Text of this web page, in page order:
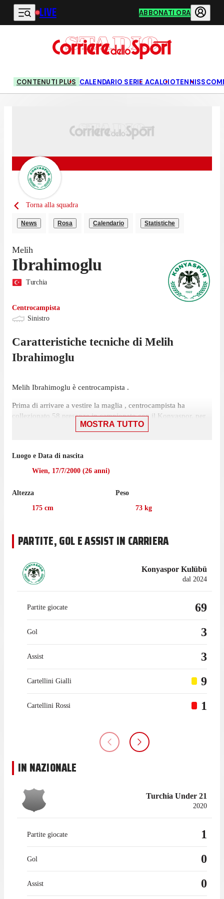
Vai al contenuto principale
LIVE ABBONATI ORA
CONTENUTI PLUS CALENDARIO SERIE ACALCIOTENNIS
Torna alla squadra
News Rosa Calendario Statistiche
Melih
Ibrahimoglu
Turchia
Centrocampista
Sinistro
Caratteristiche tecniche di Melih
Ibrahimoglu
Melih Ibrahimoglu è centrocampista .
Prima di arrivare a vestire la maglia , centrocampista ha
collezionato 58 presenze in campionato con il Konyaspor, per
un totale di 1 rete e 1 assist.MOSTRA TUTTO
Luogo e Data di nascita
Wien, 17/7/2000 (26 anni)
Altezza
175 cm
Peso
73 kg
PARTITE, GOL E ASSIST IN CARRIERA
Konyaspor Kulübü
dal 2024
Partite giocate 69
Gol 3
Assist 3
Cartellini Gialli 9
Cartellini Rossi 1
IN NAZIONALE
Turchia Under 21
2020
Partite giocate 1
Gol 0
Assist 0